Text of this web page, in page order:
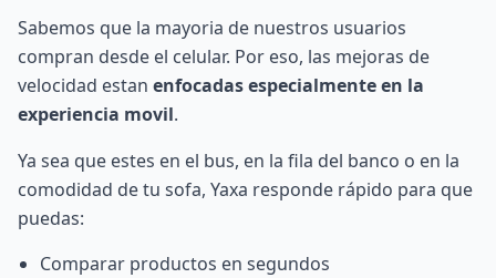
Sabemos que la mayoria de nuestros usuarios
compran desde el celular. Por eso, las mejoras de
velocidad estan enfocadas especialmente en la
experiencia movil.
Ya sea que estes en el bus, en la fila del banco o en la
comodidad de tu sofa, Yaxa responde rápido para que
puedas:
Comparar productos en segundos